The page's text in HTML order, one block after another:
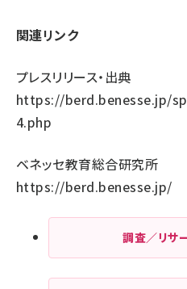
関連リンク
プレスリリース・出典
https://berd.benesse.jp/
4.php
ベネッセ教育総合研究所
https://berd.benesse.jp/
調査／リサ